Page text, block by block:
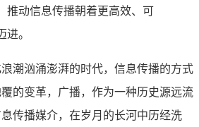
推动信息传播朝着更高效、可
进。
潮汹涌澎湃的时代，信息传播的方式
的变革，广播，作为一种历史源远流
传播媒介，在岁月的长河中历经洗